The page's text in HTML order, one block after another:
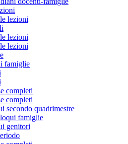
lezioni
lezioni
lezioni
famiglie
completi
completi
secondo quadrimestre
famiglie
genitori